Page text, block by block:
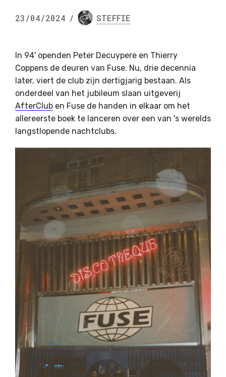
23/04/2024 / STEFFIE
In 94' openden Peter Decuypere en Thierry
Coppens de deuren van Fuse. Nu, drie decennia
later, viert de club zijn dertigjarig bestaan. Als
onderdeel van het jubileum slaan uitgeverij
AfterClub en Fuse de handen in elkaar om het
allereerste boek te lanceren over een van 's werelds
langstlopende nachtclubs.